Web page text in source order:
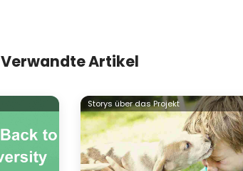
Verwandte Artikel
Storys über das Projekt